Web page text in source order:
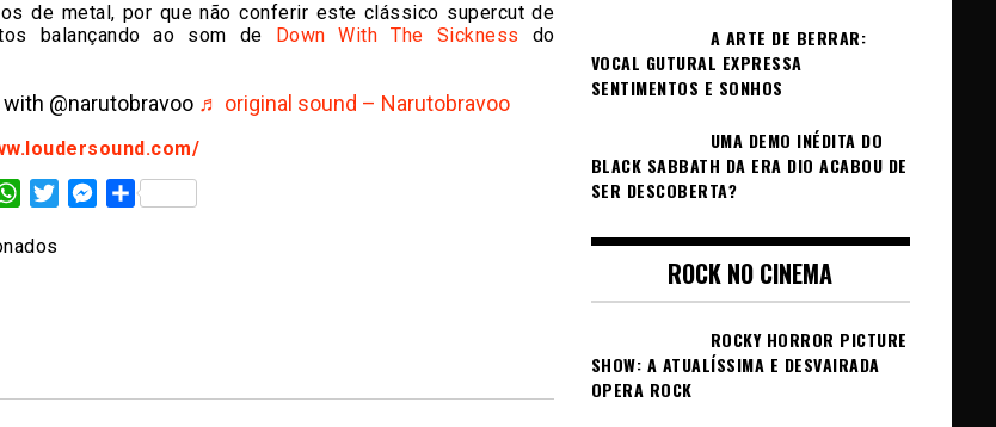
de metal, por que não conferir este clássico supercut de
balançando ao som de Down With The Sickness do
@narutobravoo ♬ original sound – Narutobravoo
WhatsAppTwitterMessenger
Share
A ARTE DE BERRAR:
VOCAL GUTURAL EXPRESSA
SENTIMENTOS E SONHOS
UMA DEMO INÉDITA DO
BLACK SABBATH DA ERA DIO ACABOU DE
SER DESCOBERTA?
ROCK NO CINEMA
ROCKY HORROR PICTURE
SHOW: A ATUALÍSSIMA E DESVAIRADA
OPERA ROCK